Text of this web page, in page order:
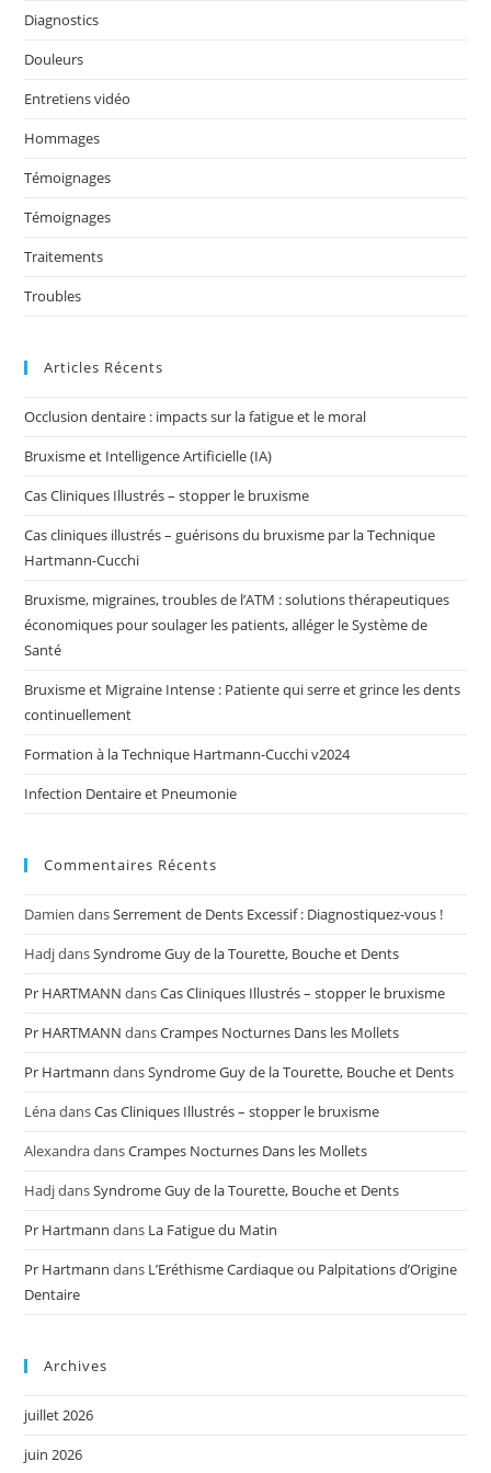
o
k
Diagnostics
Douleurs
Entretiens vidéo
Hommages
Témoignages
Témoignages
Traitements
Troubles
Articles Récents
Occlusion dentaire : impacts sur la fatigue et le moral
Bruxisme et Intelligence Artificielle (IA)
Cas Cliniques Illustrés – stopper le bruxisme
Cas cliniques illustrés – guérisons du bruxisme par la Technique
Hartmann-Cucchi
Bruxisme, migraines, troubles de l’ATM : solutions thérapeutiques
économiques pour soulager les patients, alléger le Système de
Santé
Bruxisme et Migraine Intense : Patiente qui serre et grince les dents
continuellement
Formation à la Technique Hartmann-Cucchi v2024
Infection Dentaire et Pneumonie
Commentaires Récents
Damien dansSerrement de Dents Excessif : Diagnostiquez-vous !
HadjdansSyndrome Guy de la Tourette, Bouche et Dents
Pr HARTMANN dansCas Cliniques Illustrés – stopper le bruxisme
Pr HARTMANN dansCrampes Nocturnes Dans les Mollets
Pr Hartmann dansSyndrome Guy de la Tourette, Bouche et Dents
LénadansCas Cliniques Illustrés – stopper le bruxisme
AlexandradansCrampes Nocturnes Dans les Mollets
HadjdansSyndrome Guy de la Tourette, Bouche et Dents
Pr Hartmann dans La Fatigue du Matin
Pr Hartmann dans L’Eréthisme Cardiaque ou Palpitations d’Origine
Dentaire
Archives
juillet 2026
juin 2026